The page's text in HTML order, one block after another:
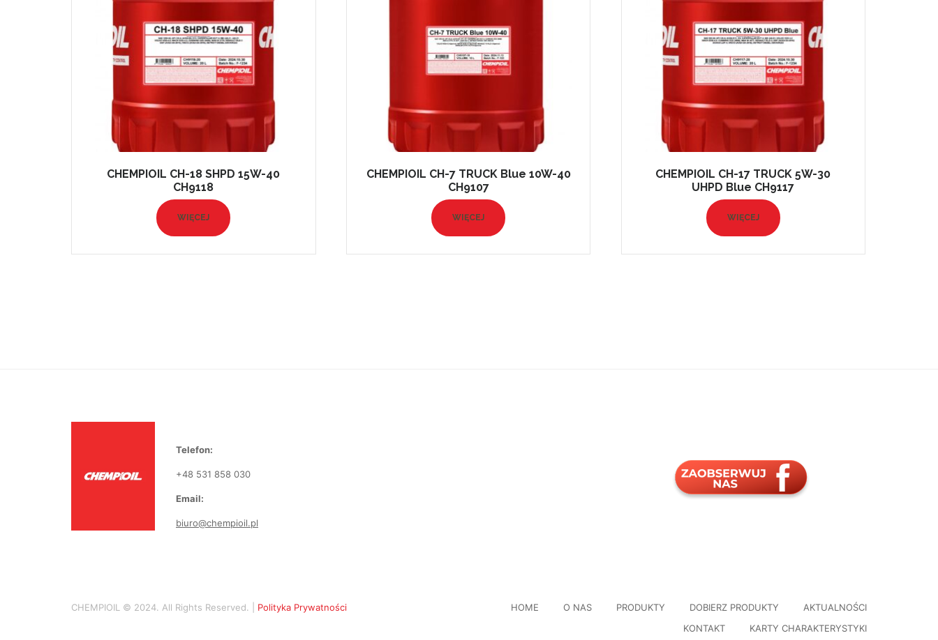
CHEMPIOIL CH-18 SHPD 15W-40
CH9118
WIĘCEJ
CHEMPIOIL CH-7 TRUCK Blue 10W-40
CH9107
WIĘCEJ
CHEMPIOIL CH-17 TRUCK 5W-30
UHPD Blue CH9117
WIĘCEJ
Telefon:
+48 531 858 030
Email:
biuro@chempioil.pl
HOME O NAS PRODUKTY DOBIERZ PRODUKTY
AKTUALNOŚCI
KONTAKT
KARTY CHARAKTERYSTYKI
CHEMPIOIL © 2024. All Rights Reserved. | Polityka Prywatności